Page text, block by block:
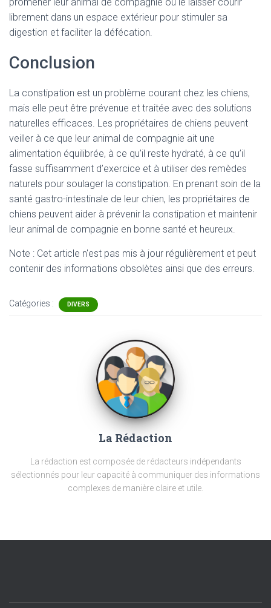
librement dans un espace extérieur pour stimuler sa
digestion et faciliter la défécation.
Conclusion
La constipation est un problème courant chez les chiens,
mais elle peut être prévenue et traitée avec des solutions
naturelles efficaces. Les propriétaires de chiens peuvent
veiller à ce que leur animal de compagnie ait une
alimentation équilibrée, à ce qu’il reste hydraté, à ce qu’il
fasse suffisamment d’exercice et à utiliser des remèdes
naturels pour soulager la constipation. En prenant soin de la
santé gastro-intestinale de leur chien, les propriétaires de
chiens peuvent aider à prévenir la constipation et maintenir
leur animal de compagnie en bonne santé et heureux.
Note : Cet article n'est pas mis à jour régulièrement et peut
contenir des informations obsolètes ainsi que des erreurs.
Catégories : DIVERS
La Rédaction
La rédaction est composée de rédacteurs indépendants
sélectionnés pour leur capacité à communiquer des informations
complexes de manière claire et utile.